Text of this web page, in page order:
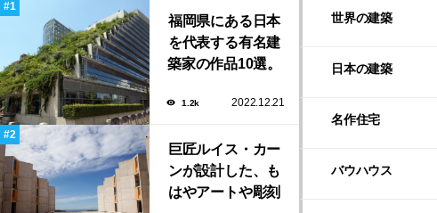
福岡県にある日本
を代表する有名建
築家の作品10選。
タバから磯崎新に
1.2k 2022.12.21
巨匠ルイス・カー
ンが設計した、も
はやアートや彫刻
世界の建築
日本の建築
名作住宅
バウハウス